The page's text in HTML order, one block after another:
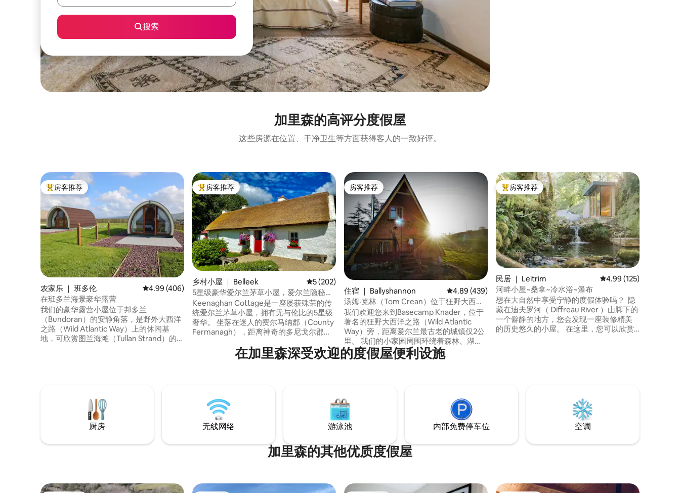
搜索
加里森的高评分度假屋
这些房源在位置、干净卫生等方面获得客人的一致好评。
热门「房客推荐」
房客推荐
农家乐 ｜ 班多伦 平均评分 4.99 分（满分 5 分），共 406 条评价
4.99 (406)
在班多兰海景豪华露营
我们的豪华露营小屋位于邦多兰
（Bundoran）的安静角落，是野外大西洋
之路（Wild Atlantic Way）上的休闲基
地，可欣赏图兰海滩（Tullan Strand）的迷
作种马场，现场有马和狗/猫。
热门「房客推荐」
房客推荐
乡村小屋 ｜ Belleek 平均评分 5 分（满分 5 分），共 202 条评价
5 (202)
5星级豪华爱尔兰茅草小屋，爱尔兰隐秘宝
地
Keenaghan Cottage是一座屡获殊荣的传
统爱尔兰茅草小屋，拥有无与伦比的5星级
奢华。 坐落在迷人的费尔马纳郡（County
Fermanagh），距离神奇的多尼戈尔郡
索爱尔兰田园诗般西海岸的完美地点。 这
处独具特色的房源有着自己独一无二的风
尼斯基伦……
房客推荐
房客推荐
住宿 ｜ Ballyshannon 平均评分 4.89 分（满分 5 分），共 439 条评价
4.89 (439)
汤姆·克林（Tom Crean）位于狂野大西洋
之路（Wild Atlantic Way）的生态小屋
我们欢迎您来到Basecamp Knader，位于
著名的狂野大西洋之路（Wild Atlantic
Way）旁，距离爱尔兰最古老的城镇仅2公
里。 我们的小家园周围环绕着森林、湖
泊、草地和山脉，是您度假的完美之选，
无需走得太远。 入住我们的无科技小木
的大自然恢复您的灵魂。 请尽快在Camp
与您见面:) ！
热门「房客推荐」
房客推荐
民居 ｜ Leitrim 平均评分 4.99 分（满
4.99 (125)
河畔小屋~桑拿~冷水浴~瀑布
想在大自然中享受宁静的度假体验吗？ 隐
藏在迪夫罗河（ Diffreau River ）山脚下的
一个僻静的地方，您会发现一座装修精美
的历史悠久的小屋。 在这里，您可以欣赏
在加里森深受欢迎的度假屋便利设施
厨房 无线网络 游泳池 内部免费停车位 空调
加里森的其他优质度假屋